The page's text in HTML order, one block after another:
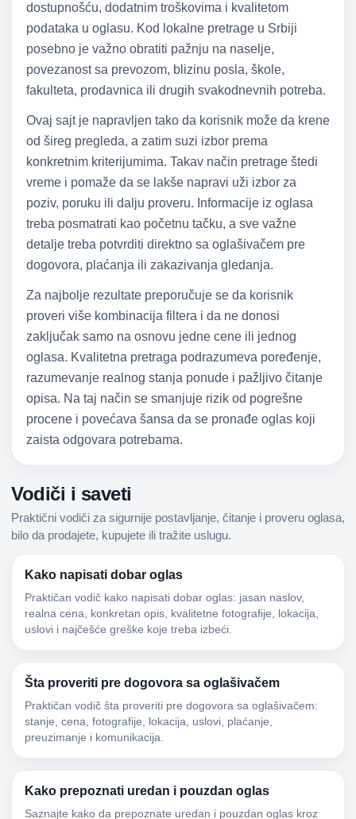
dostupnošću, dodatnim troškovima i kvalitetom
podataka u oglasu. Kod lokalne pretrage u Srbiji
posebno je važno obratiti pažnju na naselje,
povezanost sa prevozom, blizinu posla, škole,
fakulteta, prodavnica ili drugih svakodnevnih potreba.
Ovaj sajt je napravljen tako da korisnik može da krene
od šireg pregleda, a zatim suzi izbor prema
konkretnim kriterijumima. Takav način pretrage štedi
vreme i pomaže da se lakše napravi uži izbor za
poziv, poruku ili dalju proveru. Informacije iz oglasa
treba posmatrati kao početnu tačku, a sve važne
detalje treba potvrditi direktno sa oglašivačem pre
dogovora, plaćanja ili zakazivanja gledanja.
Za najbolje rezultate preporučuje se da korisnik
proveri više kombinacija filtera i da ne donosi
zaključak samo na osnovu jedne cene ili jednog
oglasa. Kvalitetna pretraga podrazumeva poređenje,
razumevanje realnog stanja ponude i pažljivo čitanje
opisa. Na taj način se smanjuje rizik od pogrešne
procene i povećava šansa da se pronađe oglas koji
zaista odgovara potrebama.
Vodiči i saveti
Praktični vodiči za sigurnije postavljanje, čitanje i proveru oglasa,
bilo da prodajete, kupujete ili tražite uslugu.
Kako napisati dobar oglas
Praktičan vodič kako napisati dobar oglas: jasan naslov,
realna cena, konkretan opis, kvalitetne fotografije, lokacija,
uslovi i najčešće greške koje treba izbeći.
Šta proveriti pre dogovora sa oglašivačem
Praktičan vodič šta proveriti pre dogovora sa oglašivačem:
stanje, cena, fotografije, lokacija, uslovi, plaćanje,
preuzimanje i komunikacija.
Kako prepoznati uredan i pouzdan oglas
Saznajte kako da prepoznate uredan i pouzdan oglas kroz